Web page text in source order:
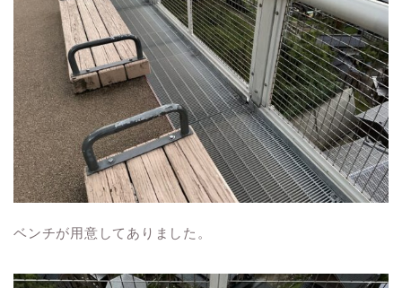
ベンチが用意してありました。